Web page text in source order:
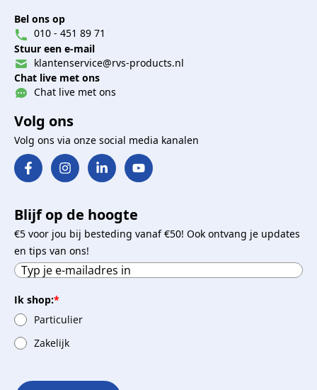
Bel ons op
010 - 451 89 71
Stuur een e-mail
klantenservice@rvs-products.nl
Chat live met ons
Chat live met ons
Volg ons
Volg ons via onze social media kanalen
Blijf op de hoogte
€5 voor jou bij besteding vanaf €50! Ook ontvang je updates
en tips van ons!
Ik shop:*
Particulier
Zakelijk